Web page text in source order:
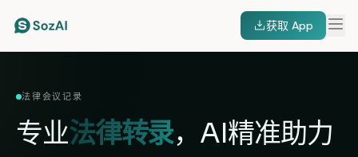
获取 App
法律会议记录
专业法律转录，AI精准助力